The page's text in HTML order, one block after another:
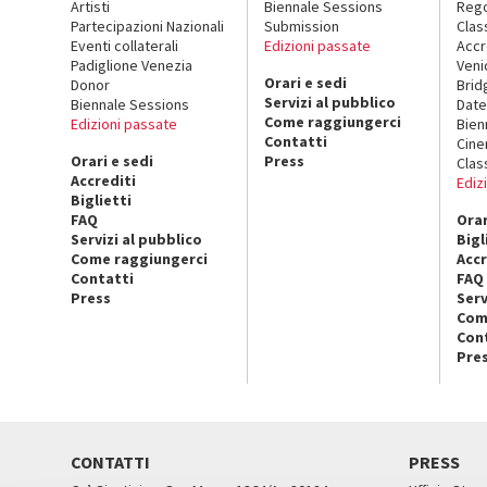
Artisti
Partecipazioni Nazionali
Eventi collaterali
Padiglione Venezia
Donor
Biennale Sessions
Edizioni passate
Orari e sedi
Accrediti
Biglietti
FAQ
Servizi al pubblico
Come raggiungerci
Contatti
Press
Biennale Sessions
Submission
Edizioni passate
Orari e sedi
Servizi al pubblico
Come raggiungerci
Contatti
Press
FAQ
CONTATTI PRESS